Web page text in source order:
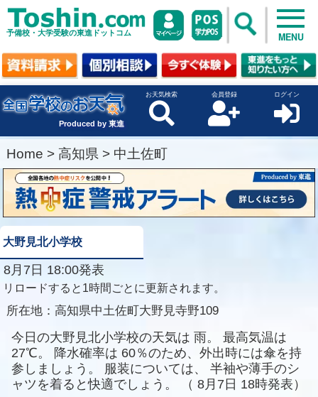
予備校・大学受験の東進ドットコム MENU
Produced by 東進
お天気検索 会員登録 ログイン
Home > 高知県 > 中土佐町
大野見北小学校
8月7日 18:00発表
リロードすると1時間ごとに更新されます。
所在地： 高知県中土佐町大野見寺野109
今日の大野見北小学校の天気は 雨。
最高気温は
27℃。
降水確率は 60％のため、外出時には傘を持
参しましょう。
服装については、
半袖や薄手のシ
ャツを着ると快適でしょう。
（ 8月7日 18時発表）